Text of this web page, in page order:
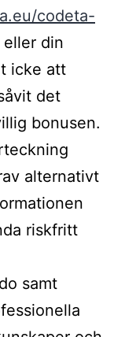
codeta-
din
icke att
det
bonusen.
alternativt
riskfritt
samt